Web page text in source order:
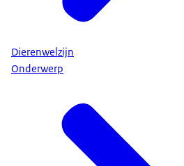
Dierenwelzijn
Onderwerp